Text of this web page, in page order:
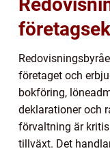
företaget och
bokföring,
deklarationer och
förvaltning är
tillväxt. Det